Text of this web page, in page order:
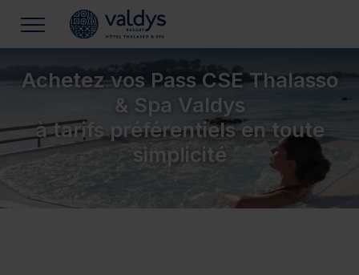
Achetez vos Pass CSE Thalasso
& Spa Valdys
à tarifs préférentiels en toute
simplicité